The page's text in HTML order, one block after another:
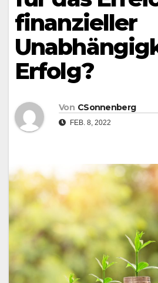
finanzieller
Erfolg?
Von CSonnenberg
FEB. 8, 2022